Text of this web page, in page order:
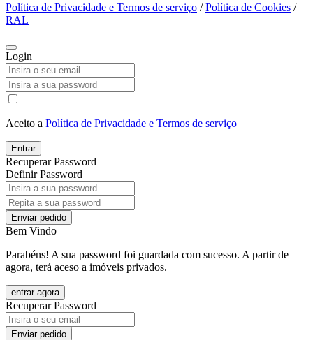
Política de Privacidade e Termos de serviço /Política de Cookies /
RAL
Login
Aceito a Política de Privacidade e Termos de serviço
Entrar
Recuperar Password
Definir Password
Enviar pedido
Bem Vindo
Parabéns! A sua password foi guardada com sucesso. A partir de
agora, terá aceso a imóveis privados.
entrar agora
Recuperar Password
Enviar pedido